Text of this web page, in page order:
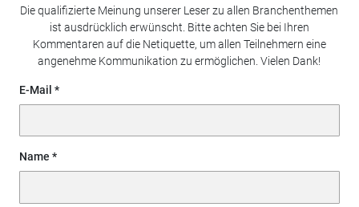
Die qualifizierte Meinung unserer Leser zu allen Branchenthemen
ist ausdrücklich erwünscht. Bitte achten Sie bei Ihren
Kommentaren auf die Netiquette, um allen Teilnehmern eine
angenehme Kommunikation zu ermöglichen. Vielen Dank!
E-Mail
Name